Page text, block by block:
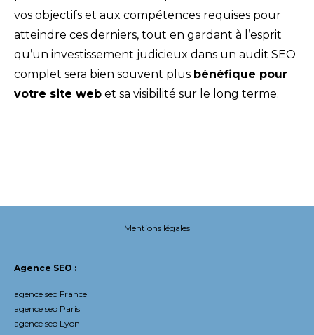
vos objectifs et aux compétences requises pour
atteindre ces derniers, tout en gardant à l’esprit
qu’un investissement judicieux dans un audit SEO
complet sera bien souvent plus bénéfique pour
votre site web et sa visibilité sur le long terme.
Mentions légales
Agence SEO :
agence seo France
agence seo Paris
agence seo Lyon